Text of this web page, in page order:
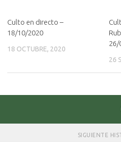
Culto en directo –
18/10/2020
18 OCTUBRE, 2020
26/
26
SIGUIENTE